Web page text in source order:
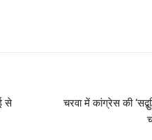
से
चरवा में कांग्रेस की